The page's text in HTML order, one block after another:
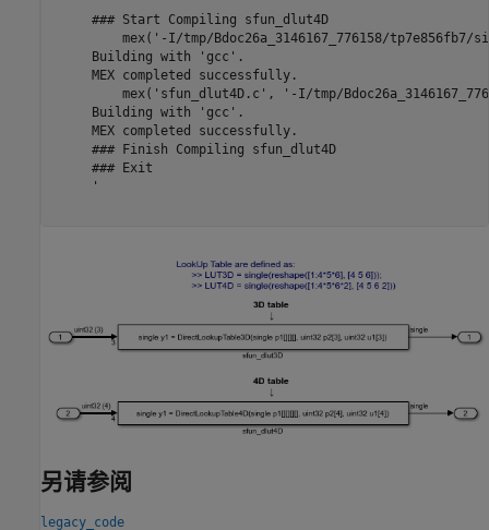
     ### Start Compiling sfun_dlut4D
mex('-I/tmp/Bdoc26a_3146167_776158/tp7e856fb7/
     Building with 'gcc'.
     MEX completed successfully.
mex('sfun_dlut4D.c', '-I/tmp/
     Building with 'gcc'.
     MEX completed successfully.
     ### Finish Compiling sfun_dlut4D
     ### Exit
     '
另请参阅
legacy_code